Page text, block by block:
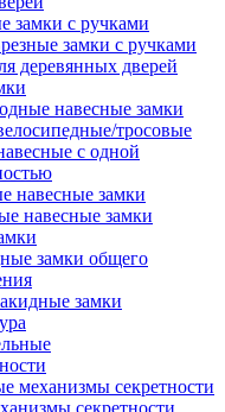
замки с ручками
замки с ручками
деревянных дверей
навесные замки
тросовые
с одной
навесные замки
навесные замки
замки общего
замки
механизмы секретности